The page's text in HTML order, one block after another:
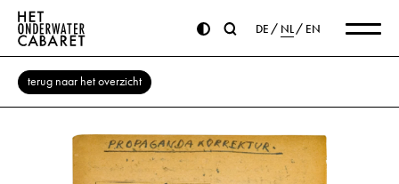
DE NL EN
terug naar het overzicht